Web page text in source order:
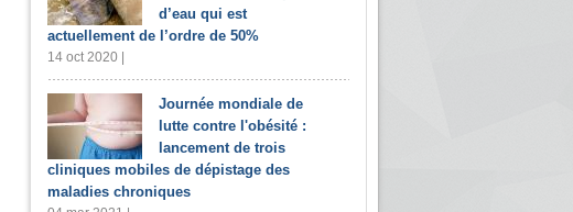
d’eau qui est
actuellement de l’ordre de 50%
14 oct 2020 |
Journée mondiale de
lutte contre l'obésité :
lancement de trois
cliniques mobiles de dépistage des
maladies chroniques